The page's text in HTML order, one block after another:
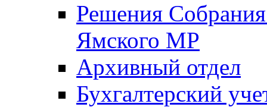
Решения
Ямского МР
Архивный отдел
Бухгалтерский